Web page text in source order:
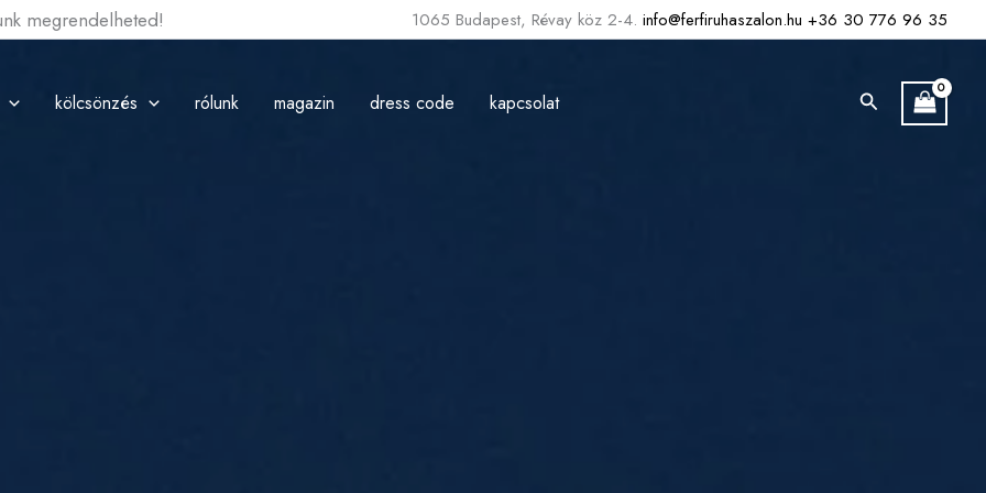
megrendelheted! 1065 Budapest, Révay köz 2-4. info@ferfiruhaszalon.hu +36 30 776 96 35
kölcsönzés rólunk magazin dress code kapcsolat Search